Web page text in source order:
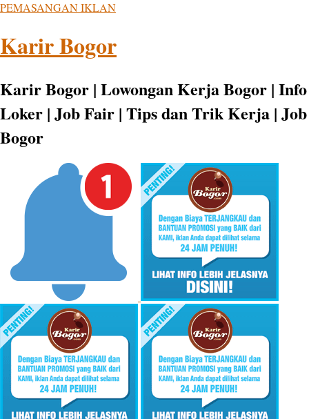
PEMASANGAN IKLAN
Karir Bogor
Karir Bogor | Lowongan Kerja Bogor | Info
Loker | Job Fair | Tips dan Trik Kerja | Job
Bogor